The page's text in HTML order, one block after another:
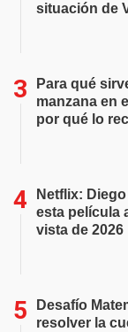
situación de
Para qué
manzana en
por qué lo
Netflix:
esta película
vista de 2026
Desafío
resolver la